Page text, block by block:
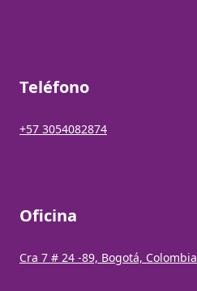
Teléfono
+57 3054082874
Oficina
Cra 7 # 24 -89, Bogotá, Colombia